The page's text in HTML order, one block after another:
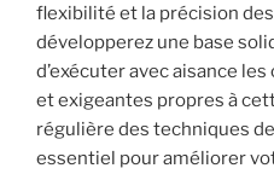
flexibilité et la précision
développerez une base
d’exécuter avec aisance
et exigeantes propres à
régulière des techniques
essentiel pour améliorer